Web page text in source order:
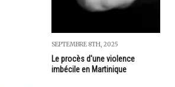
SEPTEMBRE 8TH, 2025
Le procès d'une violence
imbécile en Martinique